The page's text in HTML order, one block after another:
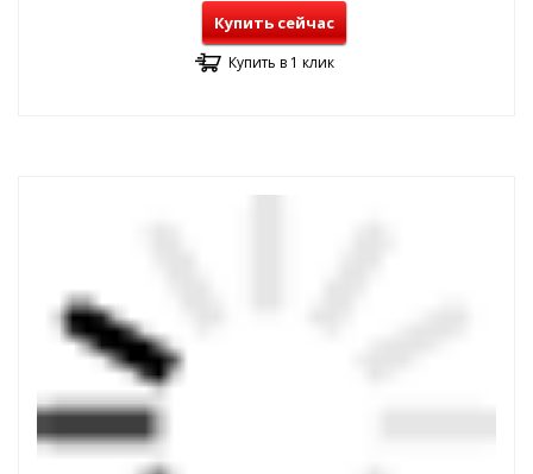
Купить сейчас
Купить в 1 клик